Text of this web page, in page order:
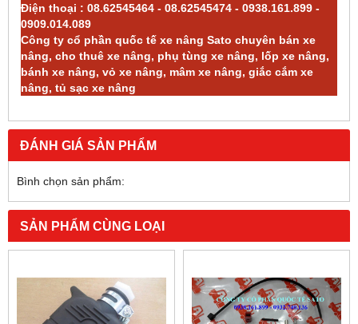
Điện thoại : 08.62545464 - 08.62545474 - 0938.161.899 -
0909.014.089
Công ty cổ phần quốc tế xe nâng Sato chuyên bán xe
nâng, cho thuê xe nâng, phụ tùng xe nâng, lốp xe nâng,
bánh xe nâng, vỏ xe nâng, mâm xe nâng, giắc cắm xe
nâng, tủ sạc xe nâng
ĐÁNH GIÁ SẢN PHẨM
Bình chọn sản phẩm:
SẢN PHẨM CÙNG LOẠI